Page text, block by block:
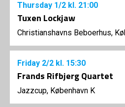
Thursday 1/2 kl. 21:00
Tuxen Lockjaw
Christianshavns Beboerhus,
Friday 2/2 kl. 15:30
Frands Rifbjerg Quartet
Jazzcup, København K